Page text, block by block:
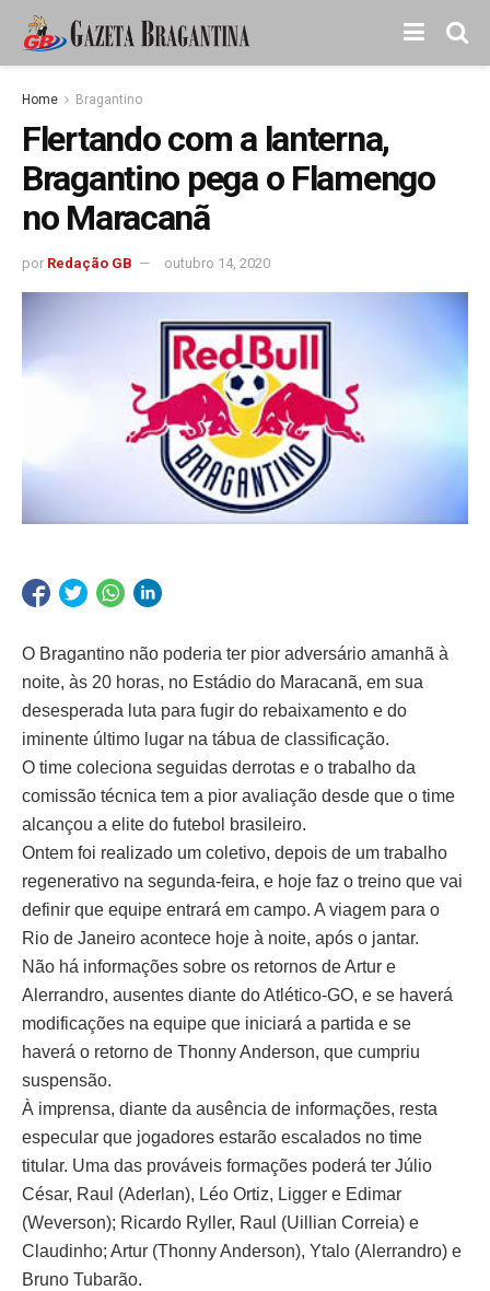
Home Bragantino
Flertando com a lanterna,
Bragantino pega o Flamengo
no Maracanã
por Redação GB outubro 14, 2020
O Bragantino não poderia ter pior adversário amanhã à
noite, às 20 horas, no Estádio do Maracanã, em sua
desesperada luta para fugir do rebaixamento e do
iminente último lugar na tábua de classificação.
O time coleciona seguidas derrotas e o trabalho da
comissão técnica tem a pior avaliação desde que o time
alcançou a elite do futebol brasileiro.
Ontem foi realizado um coletivo, depois de um trabalho
regenerativo na segunda-feira, e hoje faz o treino que vai
definir que equipe entrará em campo. A viagem para o
Rio de Janeiro acontece hoje à noite, após o jantar.
Não há informações sobre os retornos de Artur e
Alerrandro, ausentes diante do Atlético-GO, e se haverá
modificações na equipe que iniciará a partida e se
haverá o retorno de Thonny Anderson, que cumpriu
suspensão.
À imprensa, diante da ausência de informações, resta
especular que jogadores estarão escalados no time
titular. Uma das prováveis formações poderá ter Júlio
César, Raul (Aderlan), Léo Ortiz, Ligger e Edimar
(Weverson); Ricardo Ryller, Raul (Uillian Correia) e
Claudinho; Artur (Thonny Anderson), Ytalo (Alerrandro) e
Bruno Tubarão.